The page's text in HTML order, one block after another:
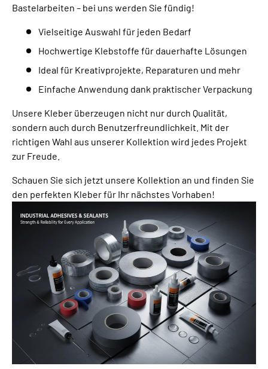
Bastelarbeiten – bei uns werden Sie fündig!
Vielseitige Auswahl für jeden Bedarf
Hochwertige Klebstoffe für dauerhafte Lösungen
Ideal für Kreativprojekte, Reparaturen und mehr
Einfache Anwendung dank praktischer Verpackung
Unsere Kleber überzeugen nicht nur durch Qualität,
sondern auch durch Benutzerfreundlichkeit. Mit der
richtigen Wahl aus unserer Kollektion wird jedes Projekt
zur Freude.
Schauen Sie sich jetzt unsere Kollektion an und finden Sie
den perfekten Kleber für Ihr nächstes Vorhaben!